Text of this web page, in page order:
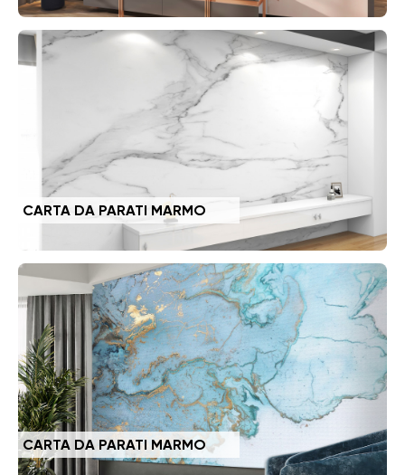
CARTA DA PARATI MARMO
CARTA DA PARATI MARMO